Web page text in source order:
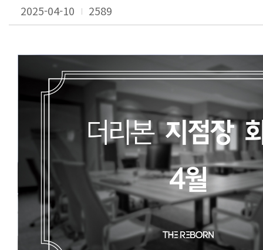
2025-04-10 2589